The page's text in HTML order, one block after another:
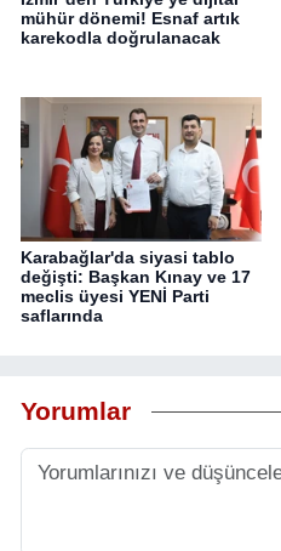
mühür dönemi! Esnaf artık
karekodla doğrulanacak
Karabağlar'da siyasi tablo
değişti: Başkan Kınay ve 17
meclis üyesi YENİ Parti
saflarında
Yorumlar